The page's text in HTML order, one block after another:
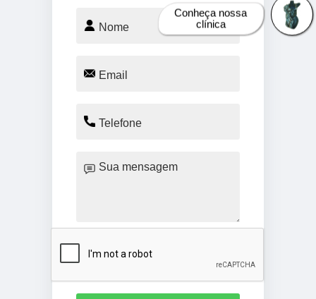
Conheça nossa
clínica